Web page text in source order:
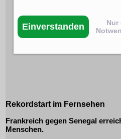
Rekordstart im Fernsehen
Frankreich gegen Senegal
Menschen.
Einverstanden
Nur